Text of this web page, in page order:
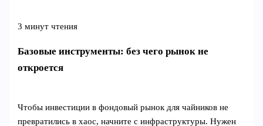
3 минут чтения
Базовые инструменты: без чего рынок не
откроется
Чтобы инвестиции в фондовый рынок для чайников не
превратились в хаос, начните с инфраструктуры. Нужен